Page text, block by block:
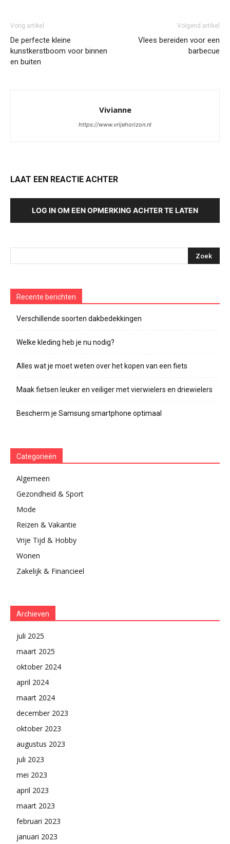
Vorig artikel
De perfecte kleine
kunstkerstboom voor binnen
en buiten
Volgend artikel
Vlees bereiden voor een
barbecue
Vivianne
https://www.vrijehorizon.nl
LAAT EEN REACTIE ACHTER
LOG IN OM EEN OPMERKING ACHTER TE LATEN
Recente berichten
Verschillende soorten dakbedekkingen
Welke kleding heb je nu nodig?
Alles wat je moet weten over het kopen van een fiets
Maak fietsen leuker en veiliger met vierwielers en driewielers
Bescherm je Samsung smartphone optimaal
Categorieën
Algemeen
Gezondheid & Sport
Mode
Reizen & Vakantie
Vrije Tijd & Hobby
Wonen
Zakelijk & Financieel
Archieven
juli 2025
maart 2025
oktober 2024
april 2024
maart 2024
december 2023
oktober 2023
augustus 2023
juli 2023
mei 2023
april 2023
maart 2023
februari 2023
januari 2023